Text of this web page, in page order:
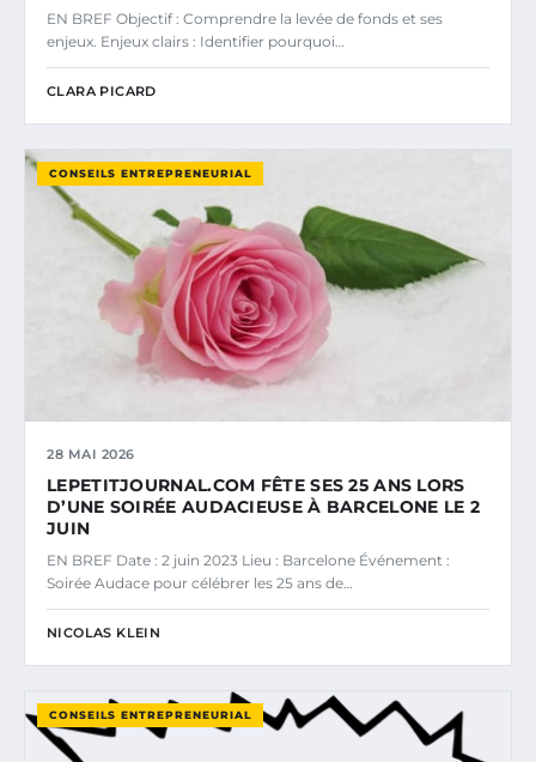
EN BREF Objectif : Comprendre la levée de fonds et ses
enjeux. Enjeux clairs : Identifier pourquoi…
CLARA PICARD
CONSEILS ENTREPRENEURIAL
28 MAI 2026
LEPETITJOURNAL.COM FÊTE SES 25 ANS LORS
D’UNE SOIRÉE AUDACIEUSE À BARCELONE LE 2
JUIN
EN BREF Date : 2 juin 2023 Lieu : Barcelone Événement :
Soirée Audace pour célébrer les 25 ans de…
NICOLAS KLEIN
CONSEILS ENTREPRENEURIAL